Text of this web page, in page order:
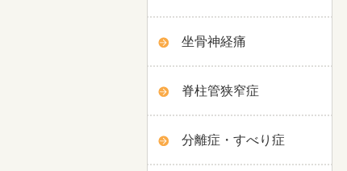
坐骨神経痛
脊柱管狭窄症
分離症・すべり症